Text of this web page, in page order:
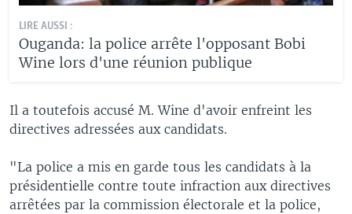
LIRE AUSSI :
Ouganda: la police arrête l'opposant Bobi
Wine lors d'une réunion publique
Il a toutefois accusé M. Wine d'avoir enfreint les
directives adressées aux candidats.
"La police a mis en garde tous les candidats à la
présidentielle contre toute infraction aux directives
arrêtées par la commission électorale et la police,